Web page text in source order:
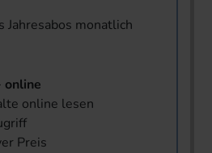
Jahresabos monatlich
online
online lesen
Preis